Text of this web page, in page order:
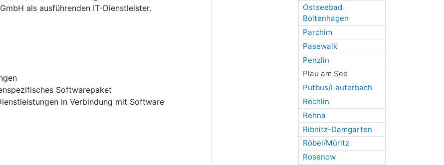
Ostseebad
Boltenhagen
Parchim
Pasewalk
Penzlin
Plau am See
Putbus/Lauterbach
Rechlin
Rehna
Ribnitz-Damgarten
Röbel/Müritz
Rosenow
als ausführenden IT-Dienstleister.
Softwarepaket
in Verbindung mit Software